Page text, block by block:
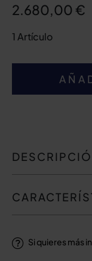
2.680,00 €
1 Artículo
Si quieres más